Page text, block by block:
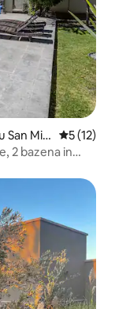
San Mig
5 (12)
2 bazena in